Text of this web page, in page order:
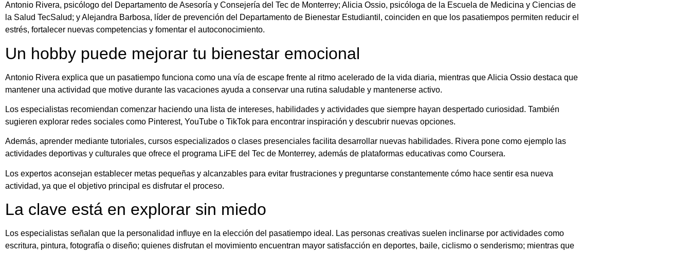
Antonio Rivera, psicólogo del Departamento de Asesoría y Consejería del Tec de Monterrey; Alicia Ossio, psicóloga de la Escuela de Medicina y Ciencias de
la Salud TecSalud; y Alejandra Barbosa, líder de prevención del Departamento de Bienestar Estudiantil, coinciden en que los pasatiempos permiten reducir el
estrés, fortalecer nuevas competencias y fomentar el autoconocimiento.
Un hobby puede mejorar tu bienestar emocional
Antonio Rivera explica que un pasatiempo funciona como una vía de escape frente al ritmo acelerado de la vida diaria, mientras que Alicia Ossio destaca que
mantener una actividad que motive durante las vacaciones ayuda a conservar una rutina saludable y mantenerse activo.
Los especialistas recomiendan comenzar haciendo una lista de intereses, habilidades y actividades que siempre hayan despertado curiosidad. También
sugieren explorar redes sociales como Pinterest, YouTube o TikTok para encontrar inspiración y descubrir nuevas opciones.
Además, aprender mediante tutoriales, cursos especializados o clases presenciales facilita desarrollar nuevas habilidades. Rivera pone como ejemplo las
actividades deportivas y culturales que ofrece el programa LiFE del Tec de Monterrey, además de plataformas educativas como Coursera.
Los expertos aconsejan establecer metas pequeñas y alcanzables para evitar frustraciones y preguntarse constantemente cómo hace sentir esa nueva
actividad, ya que el objetivo principal es disfrutar el proceso.
La clave está en explorar sin miedo
Los especialistas señalan que la personalidad influye en la elección del pasatiempo ideal. Las personas creativas suelen inclinarse por actividades como
escritura, pintura, fotografía o diseño; quienes disfrutan el movimiento encuentran mayor satisfacción en deportes, baile, ciclismo o senderismo; mientras que